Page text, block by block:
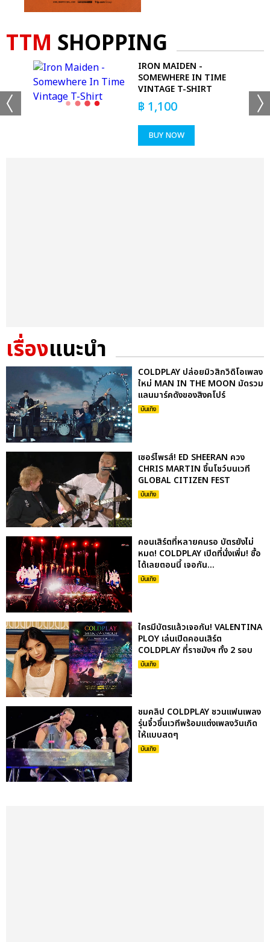
TTM SHOPPING
IRON MAIDEN -
SOMEWHERE IN TIME
VINTAGE T-SHIRT
฿ 1,100
BUY NOW
เรื่องแนะนำ
COLDPLAY ปล่อยมิวสิกวิดิโอเพลง
ใหม่ MAN IN THE MOON มัดรวม
แลนมาร์คดังของสิงคโปร์
บันเทิง
เซอร์ไพรส์! ED SHEERAN ควง
CHRIS MARTIN ขึ้นโชว์บนเวที
GLOBAL CITIZEN FEST
บันเทิง
คอนเสิร์ตที่หลายคนรอ บัตรยังไม่
หมด! COLDPLAY เปิดที่นั่งเพิ่ม! ซื้อ
ได้เลยตอนนี้ เจอกัน...
บันเทิง
ใครมีบัตรแล้วเจอกัน! VALENTINA
PLOY เล่นเปิดคอนเสิร์ต
COLDPLAY ที่ราชมังฯ ทั้ง 2 รอบ
บันเทิง
ชมคลิป COLDPLAY ชวนแฟนเพลง
รุ่นจิ๋วขึ้นเวทีพร้อมแต่งเพลงวันเกิด
ให้แบบสดๆ
บันเทิง